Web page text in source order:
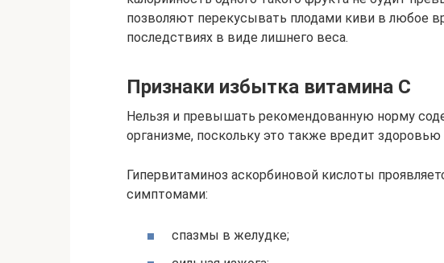
позволяют перекусывать плодами киви в любое
последствиях в виде лишнего веса.
Признаки избытка витамина С
Нельзя и превышать рекомендованную норму
организме, поскольку это также вредит здоровью
Гипервитаминоз аскорбиновой кислоты
симптомами:
спазмы в желудке;